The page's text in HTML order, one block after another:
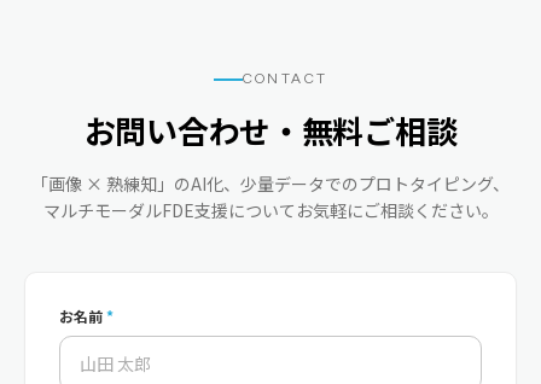
CONTACT
お問い合わせ・無料ご相談
「画像 × 熟練知」のAI化、少量データでのプロトタイピング、
マルチモーダルFDE支援についてお気軽にご相談ください。
お名前*